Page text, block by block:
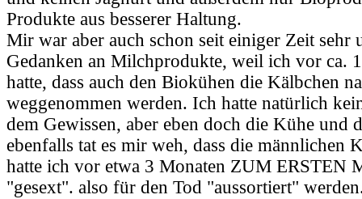
Produkte aus besserer Haltung.
Mir war aber auch schon seit einiger Zeit sehr
Gedanken an Milchprodukte, weil ich vor ca.
hatte, dass auch den Biokühen die Kälbchen
weggenommen werden. Ich hatte natürlich
dem Gewissen, aber eben doch die Kühe und
ebenfalls tat es mir weh, dass die männlichen
hatte ich vor etwa 3 Monaten ZUM ERSTEN
"gesext". also für den Tod "aussortiert"